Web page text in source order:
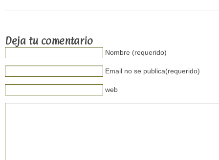
Deja tu comentario
Nombre (requerido)
Email no se publica(requerido)
web